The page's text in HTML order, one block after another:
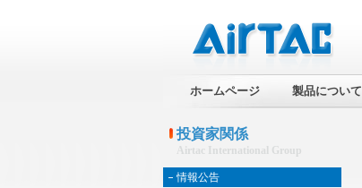
ホームページ 製品について
投資家関係
Airtac International Group
情報公告